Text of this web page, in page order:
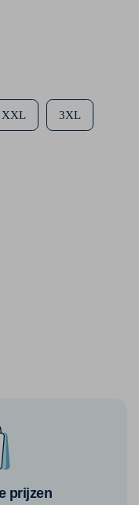
XXL 3XL
prijzen